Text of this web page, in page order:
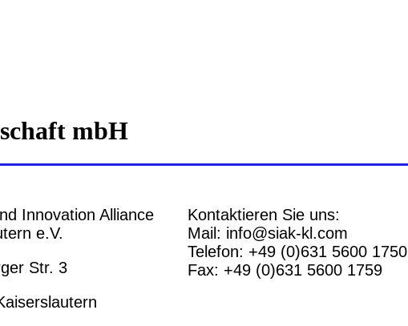
mbH
Innovation Alliance
e.V.
Str. 3
Kontaktieren Sie uns:
Mail: info@siak-kl.com
Telefon: +49 (0)631 5600 1750
Fax: +49 (0)631 5600 1759